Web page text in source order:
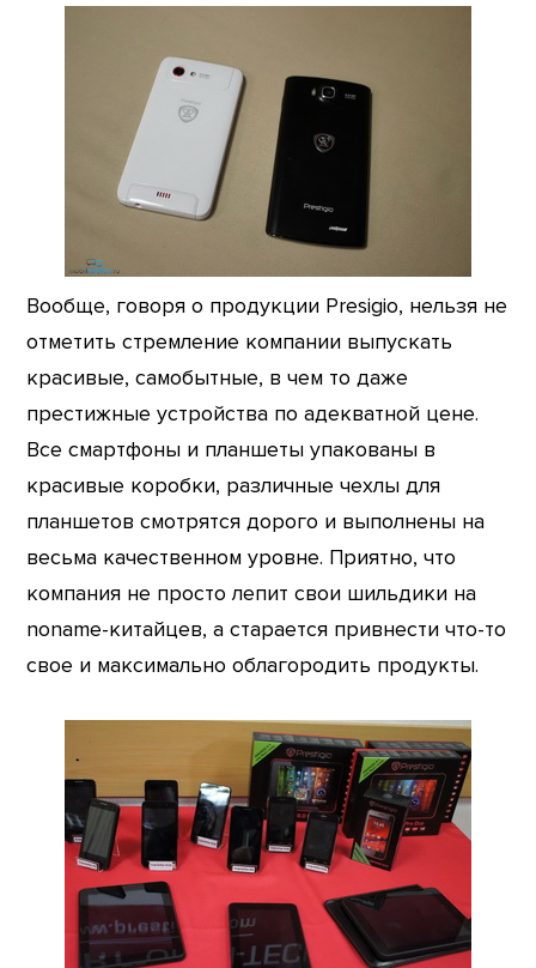
Вообще, говоря о продукции Presigio, нельзя не
отметить стремление компании выпускать
красивые, самобытные, в чем то даже
престижные устройства по адекватной цене.
Все смартфоны и планшеты упакованы в
красивые коробки, различные чехлы для
планшетов смотрятся дорого и выполнены на
весьма качественном уровне. Приятно, что
компания не просто лепит свои шильдики на
noname-китайцев, а старается привнести что-то
свое и максимально облагородить продукты.